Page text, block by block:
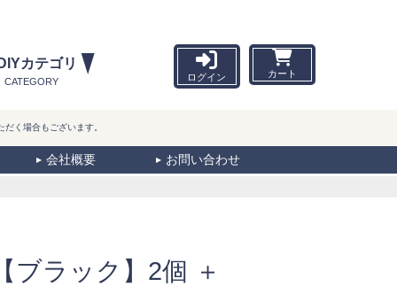
カテゴリ
CATEGORY ログイン カート
く場合もございます。
会社概要 お問い合わせ
ブラック】2個 ＋